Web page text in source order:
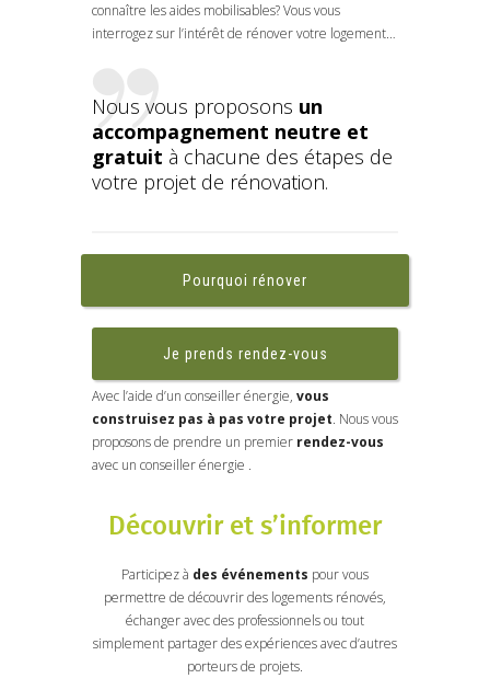
connaître les aides mobilisables? Vous vous
interrogez sur l’intérêt de rénover votre logement…
Nous vous proposons un
accompagnement neutre et
gratuit à chacune des étapes de
votre projet de rénovation.
Pourquoi rénover
Je prends rendez-vous
Avec l’aide d’un conseiller énergie, vous
construisez pas à pas votre projet. Nous vous
proposons de prendre un premier rendez-vous
avec un conseiller énergie .
Découvrir et s’informer
Participez à des événements pour vous
permettre de découvrir des logements rénovés,
échanger avec des professionnels ou tout
simplement partager des expériences avec d’autres
porteurs de projets.